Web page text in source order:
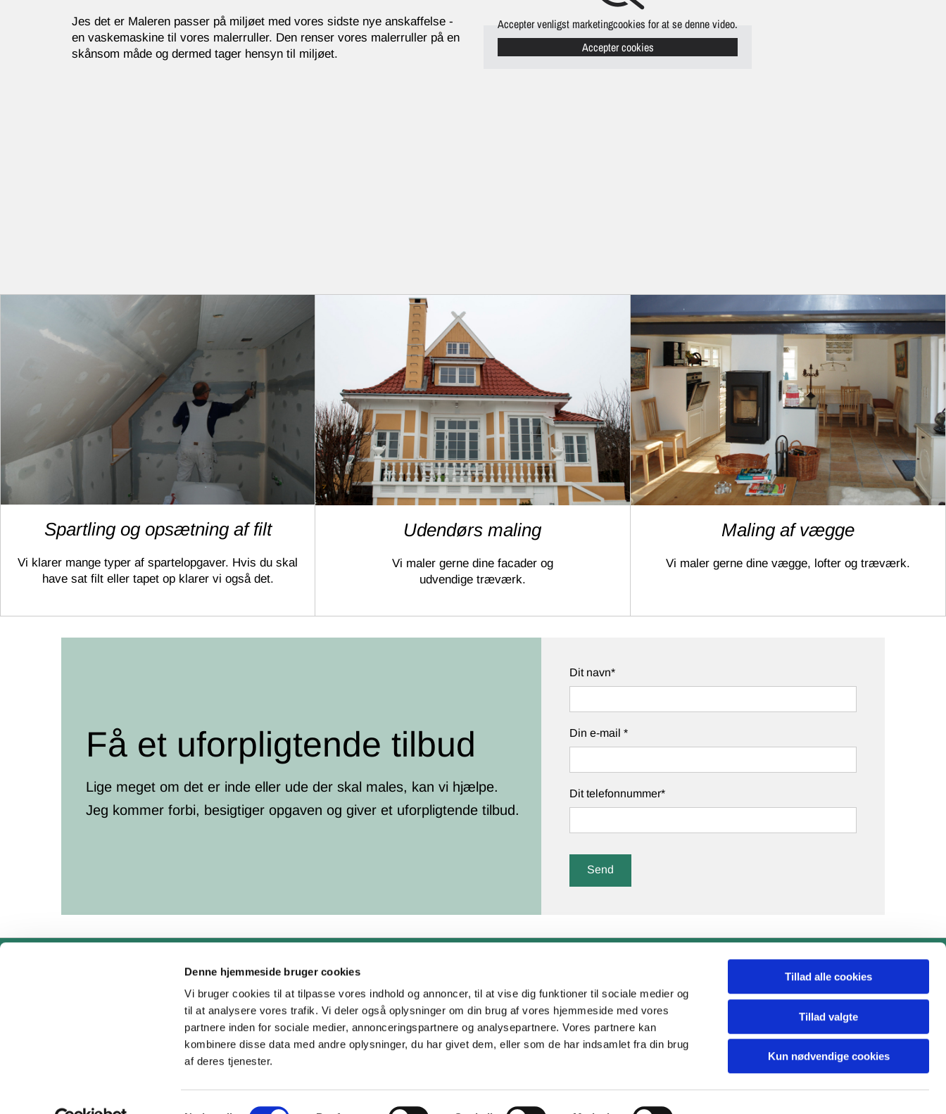
Denne hjemmeside bruger cookies
Vi bruger cookies til at tilpasse vores indhold og annoncer, til at vise dig funktioner til sociale medier og
til at analysere vores trafik. Vi deler også oplysninger om din brug af vores hjemmeside med vores
partnere inden for sociale medier, annonceringspartnere og analysepartnere. Vores partnere kan
kombinere disse data med andre oplysninger, du har givet dem, eller som de har indsamlet fra din brug
af deres tjenester.
Samtykkevalg
Tillad alle cookies
Tillad valgte
Kun nødvendige cookies
Jes det er Maleren passer på miljøet med vores sidste nye anskaffelse -
en vaskemaskine til vores malerruller. Den renser vores malerruller på en
skånsom måde og dermed tager hensyn til miljøet.
Accepter venligst marketingcookies for at se denne video.
Accepter cookies
Spartling og opsætning af filt
Vi klarer mange typer af spartelopgaver. Hvis du skal
have sat filt eller tapet op klarer vi også det.
Udendørs maling
Vi maler gerne dine facader og
udvendige træværk.
Maling af vægge
Vi maler gerne dine vægge, lofter og træværk.
Få et uforpligtende tilbud
Lige meget om det er inde eller ude der skal males, kan vi hjælpe.
Jeg kommer forbi, besigtiger opgaven og giver et uforpligtende tilbud.
Dit navn*
Din e-mail *
Dit telefonnummer*
Telefon: 30 48 15 15
Email:jesdetermaleren@hotmail.com
Privatliv og cookies